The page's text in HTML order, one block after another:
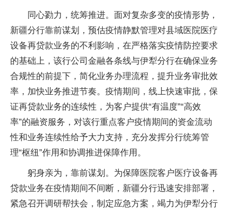
同心勠力，统筹推进。面对复杂多变的疫情形势，
新疆分行靠前谋划，预估疫情静默管理对县域医院医疗
设备再贷款业务的不利影响，在严格落实疫情防控要求
的基础上，该行公司金融各条线与伊犁分行在确保业务
合规性的前提下，简化业务办理流程，提升业务审批效
率，加快业务推进节奏。疫情期间，线上快速审批，保
证再贷款业务的连续性，为客户提供“有温度”“高效
率”的融资服务，对该行重点客户疫情期间的资金流动
性和业务连续性给予大力支持，充分发挥分行统筹管
理“枢纽”作用和协调推进保障作用。
躬身亲为，靠前谋划。为保障医院客户医疗设备再
贷款业务在疫情期间不间断，新疆分行迅速安排部署，
紧急召开调研帮扶会，制定应急方案，竭力为伊犁分行